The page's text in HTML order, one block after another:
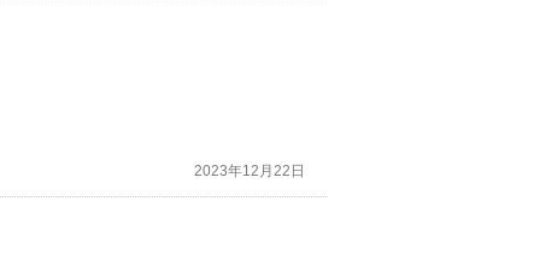
2023年12月22日